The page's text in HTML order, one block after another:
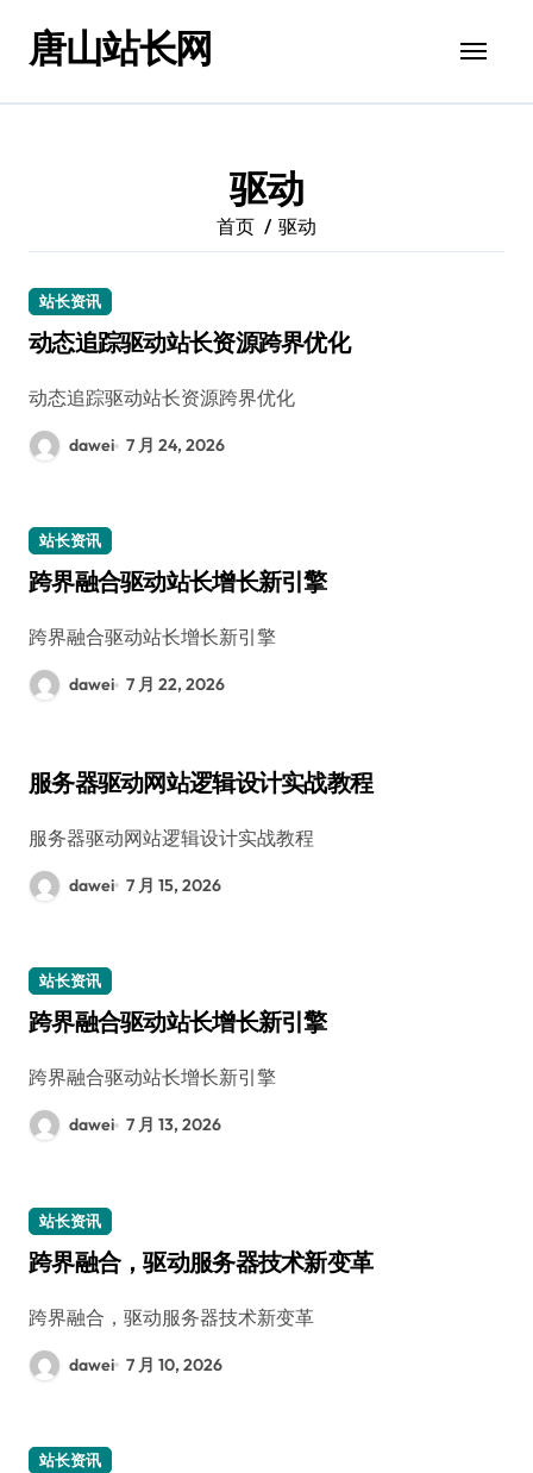
唐山站长网
驱动
首页 驱动
站长资讯
动态追踪驱动站长资源跨界优化
动态追踪驱动站长资源跨界优化
dawei 7 月 24, 2026
站长资讯
跨界融合驱动站长增长新引擎
跨界融合驱动站长增长新引擎
dawei 7 月 22, 2026
服务器驱动网站逻辑设计实战教程
服务器驱动网站逻辑设计实战教程
dawei 7 月 15, 2026
站长资讯
跨界融合驱动站长增长新引擎
跨界融合驱动站长增长新引擎
dawei 7 月 13, 2026
站长资讯
跨界融合，驱动服务器技术新变革
跨界融合，驱动服务器技术新变革
dawei 7 月 10, 2026
站长资讯